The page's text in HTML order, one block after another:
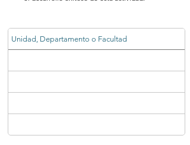
Unidad, Departamento o Facultad